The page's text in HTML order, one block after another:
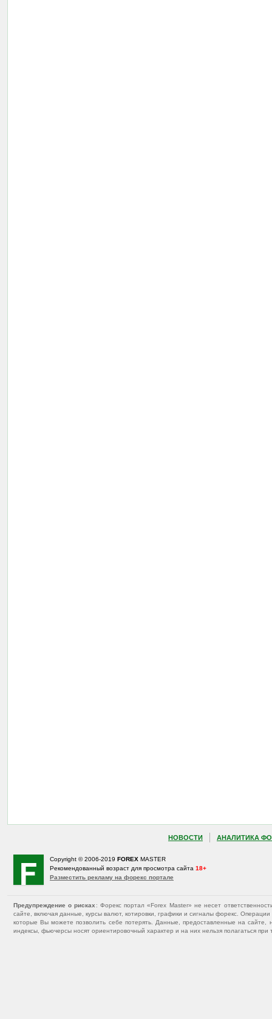
НОВОСТИ АНАЛИТИКА
Copyright © 2006-2019 FOREX MASTER
Рекомендованный возраст для просмотра сайта 18+
Разместить рекламу на форекс портале
Предупреждение о рисках : Форекс портал «Forex Master» не несет
сайте, включая данные, курсы валют, котировки, графики и сигналы форекс.
которые Вы можете позволить себе потерять. Данные, предоставленные на
индексы, фьючерсы носят ориентировочный характер и на них нельзя полагаться при